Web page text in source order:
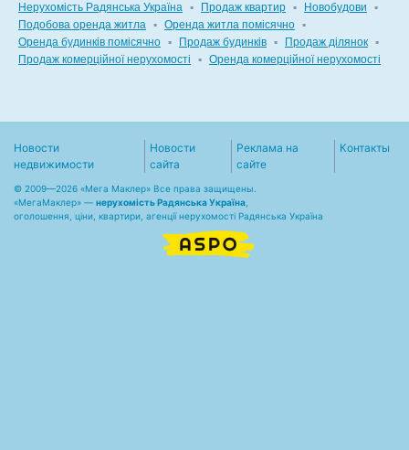
Нерухомість Радянська Україна ▪ Продаж квартир ▪ Новобудови
▪
Подобова оренда житла ▪ Оренда житла помісячно ▪
Оренда будинків помісячно ▪ Продаж будинків ▪ Продаж ділянок ▪
Продаж комерційної нерухомості
▪ Оренда комерційної нерухомості
Новости
недвижимости
Новости
сайта
Реклама на
сайте
Контакты
© 2009—2026 «Мега Маклер» Все права защищены.
«МегаМаклер» — нерухомість Радянська Україна
оголошення, ціни, квартири, агенції нерухомості Радянська Україна